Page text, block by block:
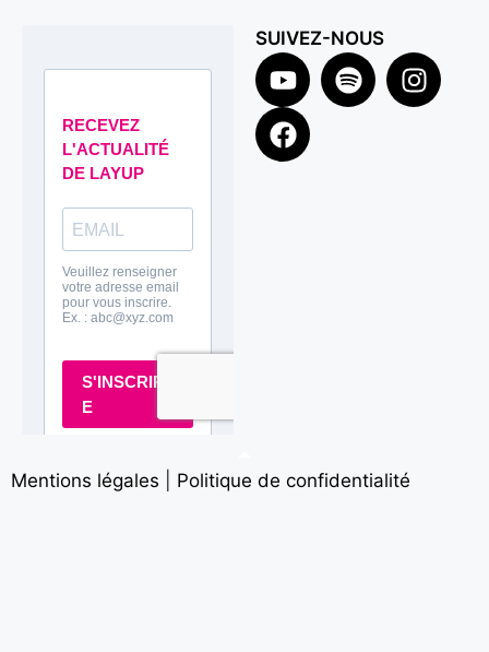
SUIVEZ-NOUS
Mentions légales Politique de confidentialité